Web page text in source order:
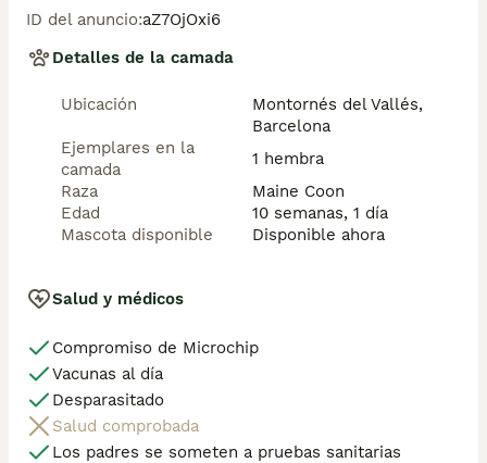
✅ Pedigrí de compañía
✅ Microchip
✅ Cartilla sanitaria
✅ Desparasitación interna y externa
✅ Garantía y seguimiento del criadero
🐱 Camada disponible:
🌸 2 hembras tricolor (1 reservada)
🖤 1 macho black smoke (humo negro)
y con todos los cuidados necesarios, estaremos
encantados de darte más información.
📩 Más información por privado
ID del anuncio:aZ7OjOxi6
Detalles de la camada
Ubicación
Montornés del Vallés,
Barcelona
Ejemplares en la
camada
1 hembra
Raza
Maine Coon
Edad
10 semanas, 1 día
Mascota disponible
Disponible ahora
Salud y médicos
Compromiso de Microchip
Vacunas al día
Desparasitado
Salud comprobada
Los padres se someten a pruebas sanitarias